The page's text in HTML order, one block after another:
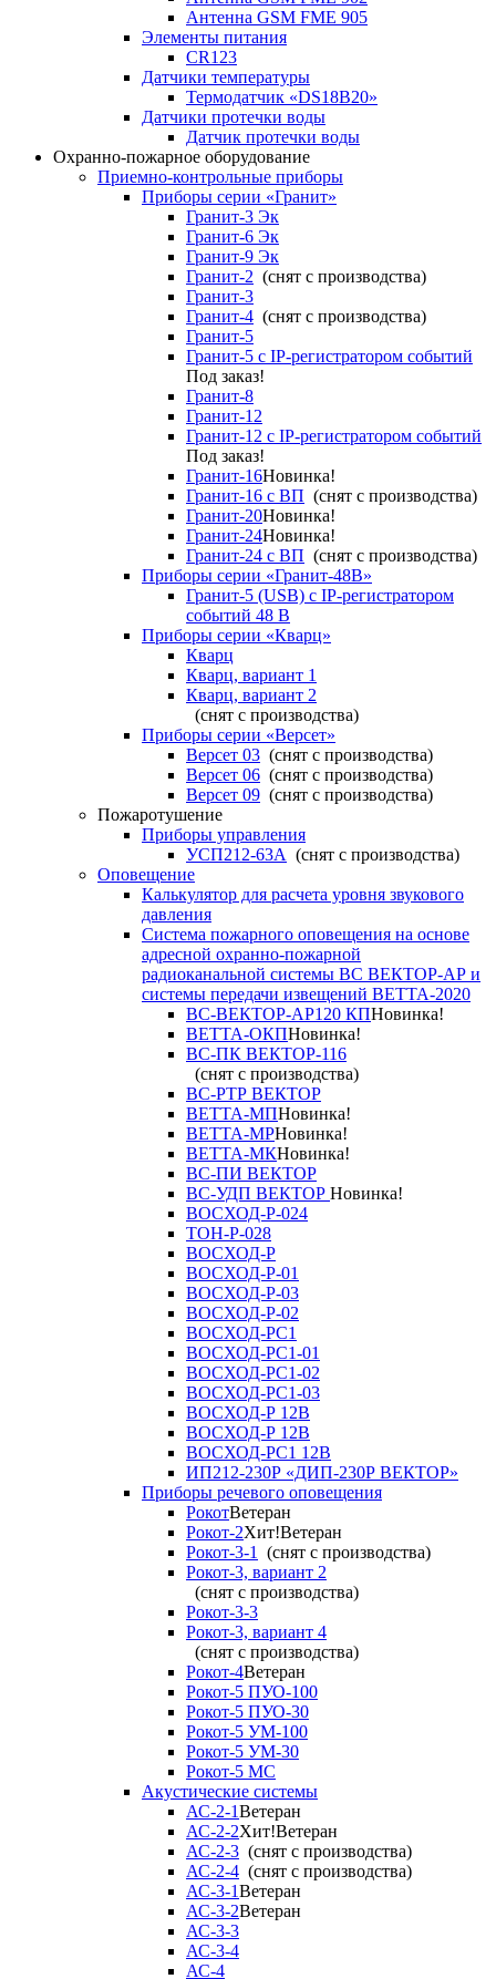
Антенна GSM FME 905
Элементы питания
CR123
Датчики температуры
Термодатчик «DS18B20»
Датчики протечки воды
Датчик протечки воды
Охранно-пожарное оборудование
Приемно-контрольные приборы
Приборы серии «Гранит»
Гранит-3 Эк
Гранит-6 Эк
Гранит-9 Эк
Гранит-2 (снят с производства)
Гранит-3
Гранит-4 (снят с производства)
Гранит-5
Гранит-5 с IP-регистратором событий
Под заказ!
Гранит-8
Гранит-12
Гранит-12 с IP-регистратором событий
Под заказ!
Гранит-16Новинка!
Гранит-16 с ВП (снят с производства)
Гранит-20Новинка!
Гранит-24Новинка!
Гранит-24 с ВП (снят с производства)
Приборы серии «Гранит-48В»
Гранит-5 (USB) c IP-регистратором
событий 48 В
Приборы серии «Кварц»
Кварц
Кварц, вариант 1
Кварц, вариант 2
(снят с производства)
Приборы серии «Версет»
Версет 03 (снят с производства)
Версет 06 (снят с производства)
Версет 09 (снят с производства)
Пожаротушение
Приборы управления
УСП212-63А (снят с производства)
Оповещение
Калькулятор для расчета уровня звукового
давления
Система пожарного оповещения на основе
адресной охранно-пожарной
радиоканальной системы ВС ВЕКТОР-АР и
системы передачи извещений ВЕТТА-2020
ВС-ВЕКТОР-АР120 КПНовинка!
ВЕТТА-ОКПНовинка!
ВС-ПК ВЕКТОР-116
(снят с производства)
ВС-РТР ВЕКТОР
ВЕТТА-МПНовинка!
ВЕТТА-МРНовинка!
ВЕТТА-МКНовинка!
ВС-ПИ ВЕКТОР
ВС-УДП ВЕКТОР Новинка!
ВОСХОД-Р-024
ТОН-Р-028
ВОСХОД-Р
ВОСХОД-Р-01
ВОСХОД-Р-03
ВОСХОД-Р-02
ВОСХОД-РС1
ВОСХОД-РС1-01
ВОСХОД-РС1-02
ВОСХОД-РС1-03
ВОСХОД-Р 12В
ВОСХОД-Р 12В
ВОСХОД-РС1 12В
ИП212-230Р «ДИП-230Р ВЕКТОР»
Приборы речевого оповещения
РокотВетеран
Рокот-2Хит!Ветеран
Рокот-3-1
(снят с производства)
Рокот-3, вариант 2
(снят с производства)
Рокот-3-3
Рокот-3, вариант 4
(снят с производства)
Рокот-4Ветеран
Рокот-5 ПУО-100
Рокот-5 ПУО-30
Рокот-5 УМ-100
Рокот-5 УМ-30
Рокот-5 МС
Акустические системы
АС-2-1Ветеран
АС-2-2Хит!Ветеран
АС-2-3 (снят с производства)
АС-2-4 (снят с производства)
АС-3-1Ветеран
АС-3-2Ветеран
АС-3-3
АС-3-4
АС-4